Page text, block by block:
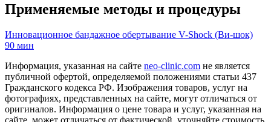
Применяемые методы и процедуры
Инновационное бандажное обертывание V-Shock (Ви-шок)
90 мин
Информация, указанная на сайте neo-clinic.com не является
публичной офертой, определяемой положениями статьи 437
Гражданского кодекса РФ. Изображения товаров, услуг на
фотографиях, представленных на сайте, могут отличаться от
оригиналов. Информация о цене товара и услуг, указанная на
сайте, может отличаться от фактической, уточняйте стоимость